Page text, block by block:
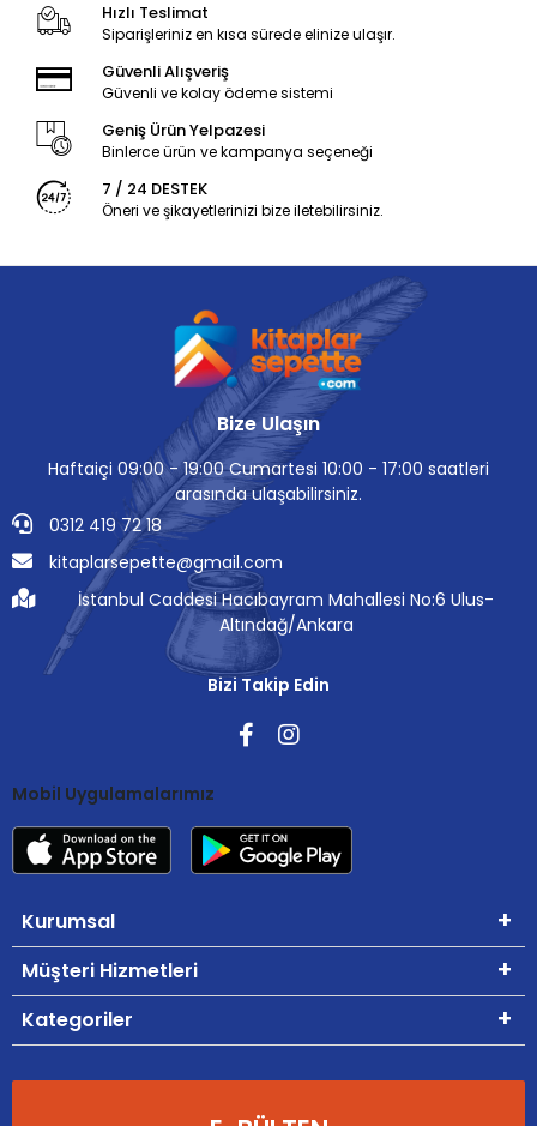
Hızlı Teslimat
Siparişleriniz en kısa sürede elinize ulaşır.
Güvenli Alışveriş
Güvenli ve kolay ödeme sistemi
Geniş Ürün Yelpazesi
Binlerce ürün ve kampanya seçeneği
7 / 24 DESTEK
Öneri ve şikayetlerinizi bize iletebilirsiniz.
Bize Ulaşın
Haftaiçi 09:00 - 19:00 Cumartesi 10:00 - 17:00 saatleri
arasında ulaşabilirsiniz.
0312 419 72 18
kitaplarsepette@gmail.com
İstanbul Caddesi Hacıbayram Mahallesi No:6 Ulus-
Altındağ/Ankara
Bizi Takip Edin
Mobil Uygulamalarımız
Kurumsal
Müşteri Hizmetleri
Kategoriler